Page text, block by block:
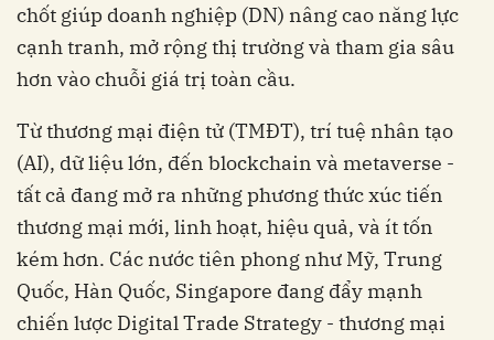
chốt giúp doanh nghiệp (DN) nâng cao năng lực
cạnh tranh, mở rộng thị trường và tham gia sâu
hơn vào chuỗi giá trị toàn cầu.
Từ thương mại điện tử (TMĐT), trí tuệ nhân tạo
(AI), dữ liệu lớn, đến blockchain và metaverse -
tất cả đang mở ra những phương thức xúc tiến
thương mại mới, linh hoạt, hiệu quả, và ít tốn
kém hơn. Các nước tiên phong như Mỹ, Trung
Quốc, Hàn Quốc, Singapore đang đẩy mạnh
chiến lược Digital Trade Strategy - thương mại